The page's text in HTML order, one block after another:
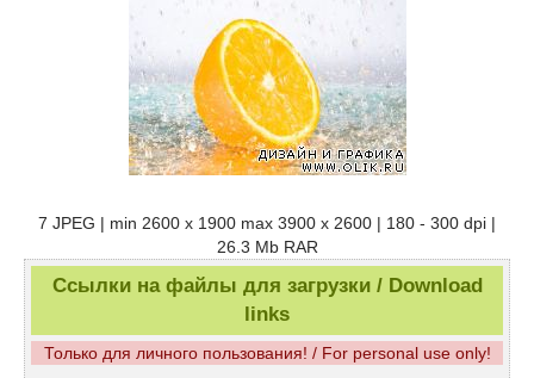
7 JPEG | min 2600 x 1900 max 3900 x 2600 | 180 - 300 dpi |
26.3 Mb RAR
Ссылки на файлы для загрузки / Download
links
Только для личного пользования! / For personal use only!